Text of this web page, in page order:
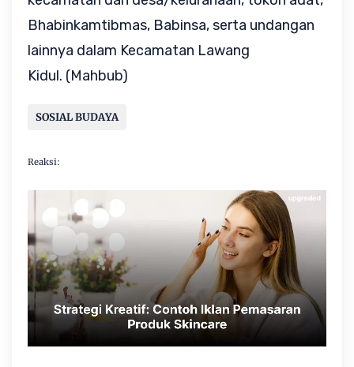
Bhabinkamtibmas, Babinsa, serta undangan
lainnya dalam Kecamatan Lawang
Kidul. (Mahbub)
SOSIAL BUDAYA
Reaksi: